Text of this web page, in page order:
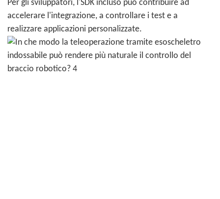
Per gli sviluppatori, l'SDK incluso può contribuire ad
accelerare l'integrazione, a controllare i test e a
realizzare applicazioni personalizzate.